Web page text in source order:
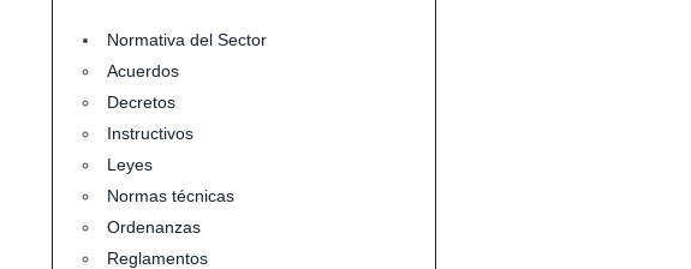
Normativa del Sector
Acuerdos
Decretos
Instructivos
Leyes
Normas técnicas
Ordenanzas
Reglamentos